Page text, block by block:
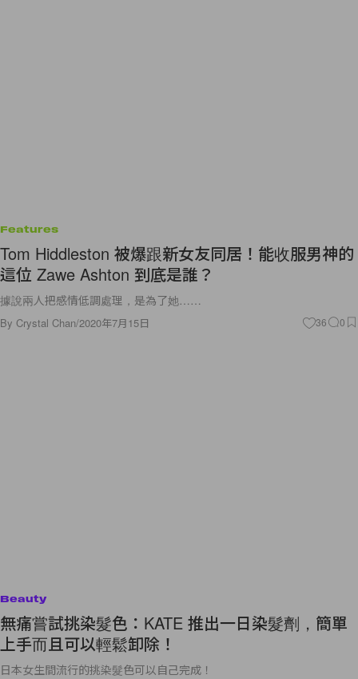
Features
Tom Hiddleston 被爆跟新女友同居！能收服男神的
這位 Zawe Ashton 到底是誰？
據說兩人把感情低調處理，是為了她……
By Crystal Chan/2020年7月15日 36 0
Beauty
無痛嘗試挑染髮色：KATE 推出一日染髮劑，簡單
上手而且可以輕鬆卸除！
日本女生間流行的挑染髮色可以自己完成！